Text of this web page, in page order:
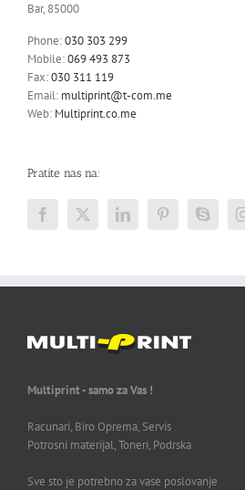
Bar, 85000
Phone:030 303 299
Mobile:069 493 873
Fax:030 311 119
Email: multiprint@t-com.me
Web: Multiprint.co.me
Pratite nas na:
Multiprint - samo za Vas !
Racunari, Biro Oprema, Servis
Potrosni materijal, Toneri, Podrska
Sve sto je potrebno za vase poslovanje